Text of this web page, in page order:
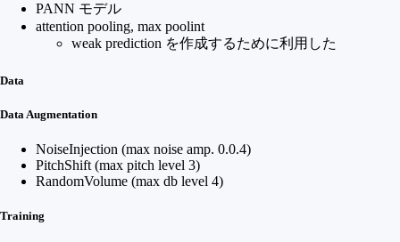
PANN モデル
attention pooling, max poolint
weak prediction を作成するために利用した
Data
Data Augmentation
NoiseInjection (max noise amp. 0.0.4)
PitchShift (max pitch level 3)
RandomVolume (max db level 4)
Training